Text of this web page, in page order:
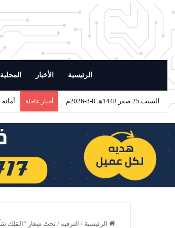
الرئيسية الأخبار المحلية
السبت 25 صفر 1448هـ 8-8-2026م أخبار عاجلة
الرئيسية / الترفيه / تَحتَ شِعَارِ “المَلِك